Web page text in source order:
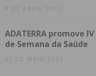
8 DE ABRIL 2022
ADATERRA promove
de Semana da Saúde
21 DE MAIO 2021